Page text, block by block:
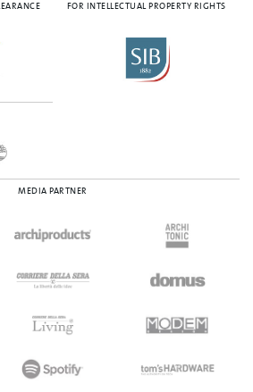
FOR INTELLECTUAL PROPERTY RIGHTS
MEDIA PARTNER